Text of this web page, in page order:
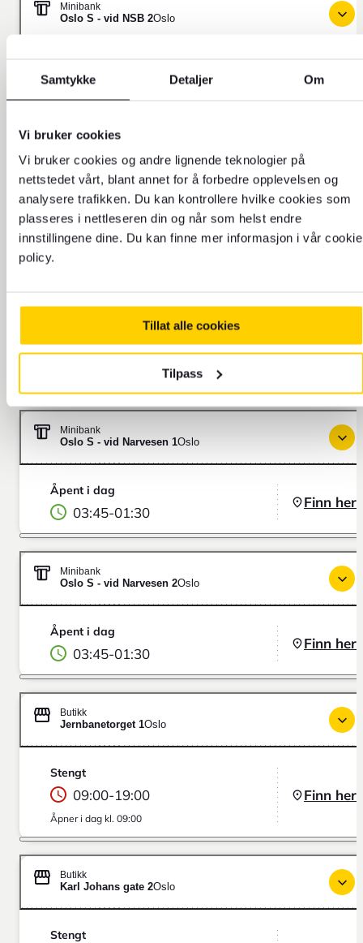
Samtykke Detaljer Om
Vi bruker cookies
Vi bruker cookies og andre lignende teknologier på
nettstedet vårt, blant annet for å forbedre opplevelsen og
analysere trafikken. Du kan kontrollere hvilke cookies som
plasseres i nettleseren din og når som helst endre
innstillingene dine. Du kan finne mer informasjon i vår cookie
policy.
Tillat alle cookies
Tilpass
Minibank
Oslo S - vid NSB 2Oslo
03:45
Finn her
Schweigaards Gate 6Oslo
Åpent i dag
05:15 00:55
Åpent i dag
Minibank
Oslo S - vid Narvesen 1Oslo
Åpent i dag
03:45-01:30
Finn her
Minibank
Oslo S - vid Narvesen 2Oslo
Åpent i dag
03:45-01:30
Finn her
Butikk
Jernbanetorget 1Oslo
Stengt
09:00-19:00
Åpner i dag kl. 09:00
Finn her
Butikk
Karl Johans gate 2Oslo
Stengt